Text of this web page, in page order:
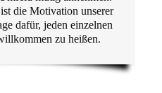
die Motivation unserer
dafür, jeden einzelnen
zu heißen.